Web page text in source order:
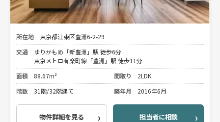
所在地
東京都江東区豊洲6-2-29
交通
ゆりかもめ「新豊洲」駅 徒歩6分
東京メトロ有楽町線「豊洲」駅 徒歩11分
面積
88.67m² 間取り
2LDK
階数
31階/32階建て 築年月 2016年6月
物件詳細を見る 担当者に相談